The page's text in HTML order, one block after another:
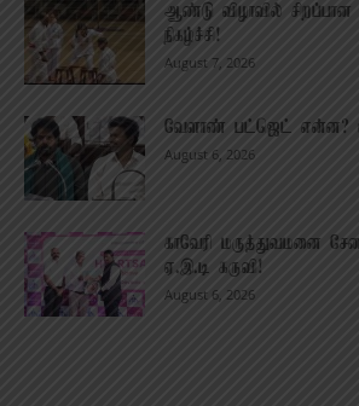
ஆண்டு விழாவில் சிறப்பான
நிகழ்ச்சி!
August 7, 2026
வேளாண் பட்ஜெட் என்ன?
August 6, 2026
காவேரி மருத்துவமனை
ஏ.இ.டி கருவி!
August 6, 2026